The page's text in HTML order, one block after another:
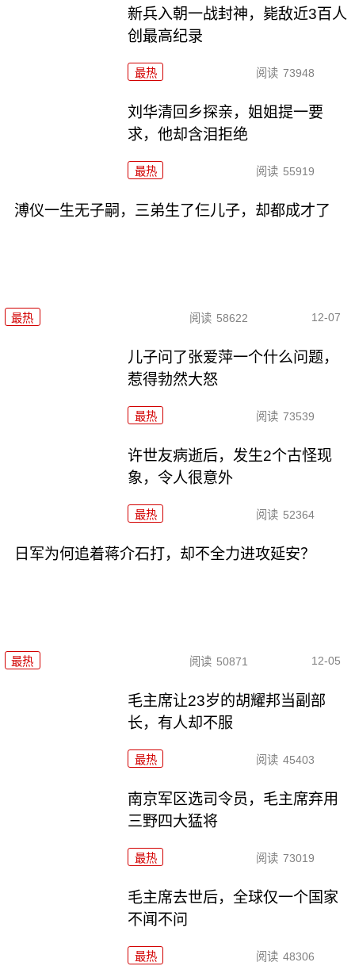
新兵入朝一战封神，毙敌近3百人
创最高纪录
最热 阅读 73948
刘华清回乡探亲，姐姐提一要
求，他却含泪拒绝
最热 阅读 55919
溥仪一生无子嗣，三弟生了仨儿子，却都成才了
最热 阅读 58622 12-07
儿子问了张爱萍一个什么问题，
惹得勃然大怒
最热 阅读 73539
许世友病逝后，发生2个古怪现
象，令人很意外
最热 阅读 52364
日军为何追着蒋介石打，却不全力进攻延安？
最热 阅读 50871 12-05
毛主席让23岁的胡耀邦当副部
长，有人却不服
最热 阅读 45403
南京军区选司令员，毛主席弃用
三野四大猛将
最热 阅读 73019
毛主席去世后，全球仅一个国家
不闻不问
最热 阅读 48306